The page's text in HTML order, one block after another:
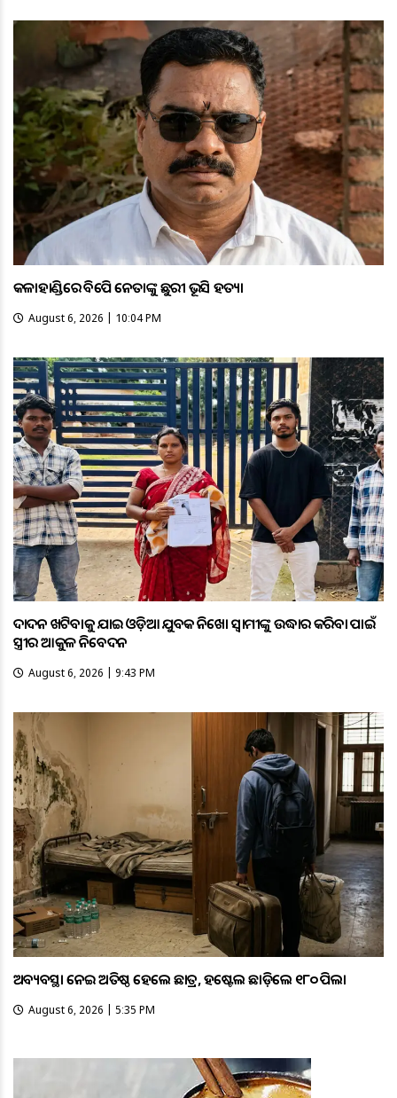
କଳାହାଣ୍ଡିରେ ବିଜେପି ନେତାଙ୍କୁ ଛୁରୀ ଭୂସି ହତ୍ୟା
August 6, 2026 | 10:04 PM
ଦାଦନ ଖଟିବାକୁ ଯାଇ ଓଡ଼ିଆ ଯୁବକ ନିଖୋଜ ସ୍ବାମୀଙ୍କୁ ଉଦ୍ଧାର କରିବା ପାଇଁ
ସ୍ତ୍ରୀର ଆକୁଳ ନିବେଦନ
August 6, 2026 | 9:43 PM
ଅବ୍ୟବସ୍ଥା ନେଇ ଅତିଷ୍ଠ ହେଲେ ଛାତ୍ର, ହଷ୍ଟେଲ ଛାଡ଼ିଲେ ୧୮୦ ପିଲା
August 6, 2026 | 5:35 PM